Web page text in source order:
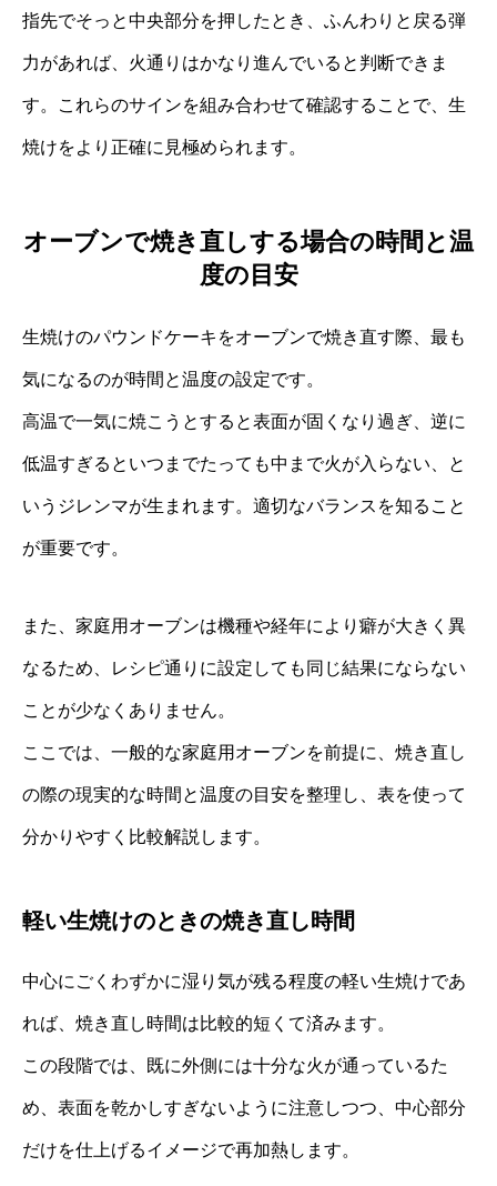
指先でそっと中央部分を押したとき、ふんわりと戻る弾
力があれば、火通りはかなり進んでいると判断できま
す。これらのサインを組み合わせて確認することで、生
焼けをより正確に見極められます。
オーブンで焼き直しする場合の時間と温
度の目安
生焼けのパウンドケーキをオーブンで焼き直す際、最も
気になるのが時間と温度の設定です。
高温で一気に焼こうとすると表面が固くなり過ぎ、逆に
低温すぎるといつまでたっても中まで火が入らない、と
いうジレンマが生まれます。適切なバランスを知ること
が重要です。
また、家庭用オーブンは機種や経年により癖が大きく異
なるため、レシピ通りに設定しても同じ結果にならない
ことが少なくありません。
ここでは、一般的な家庭用オーブンを前提に、焼き直し
の際の現実的な時間と温度の目安を整理し、表を使って
分かりやすく比較解説します。
軽い生焼けのときの焼き直し時間
中心にごくわずかに湿り気が残る程度の軽い生焼けであ
れば、焼き直し時間は比較的短くて済みます。
この段階では、既に外側には十分な火が通っているた
め、表面を乾かしすぎないように注意しつつ、中心部分
だけを仕上げるイメージで再加熱します。